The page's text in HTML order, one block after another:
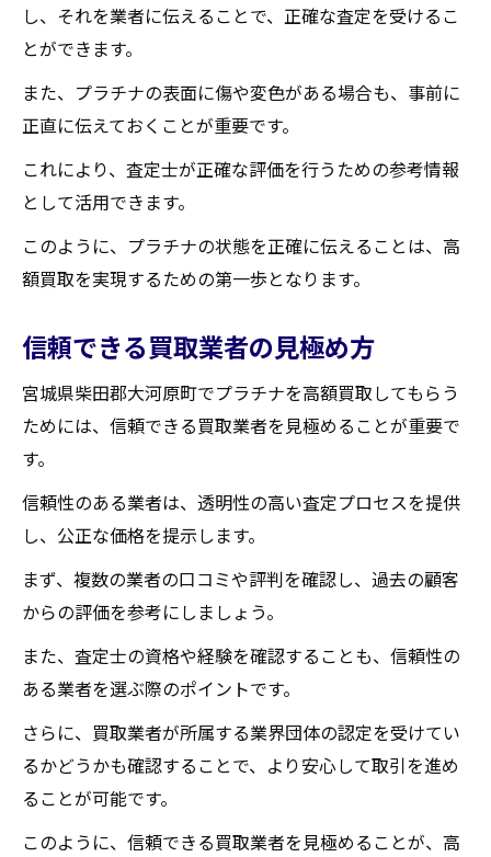
し、それを業者に伝えることで、正確な査定を受けるこ
とができます。
また、プラチナの表面に傷や変色がある場合も、事前に
正直に伝えておくことが重要です。
これにより、査定士が正確な評価を行うための参考情報
として活用できます。
このように、プラチナの状態を正確に伝えることは、高
額買取を実現するための第一歩となります。
信頼できる買取業者の見極め方
宮城県柴田郡大河原町でプラチナを高額買取してもらう
ためには、信頼できる買取業者を見極めることが重要で
す。
信頼性のある業者は、透明性の高い査定プロセスを提供
し、公正な価格を提示します。
まず、複数の業者の口コミや評判を確認し、過去の顧客
からの評価を参考にしましょう。
また、査定士の資格や経験を確認することも、信頼性の
ある業者を選ぶ際のポイントです。
さらに、買取業者が所属する業界団体の認定を受けてい
るかどうかも確認することで、より安心して取引を進め
ることが可能です。
このように、信頼できる買取業者を見極めることが、高